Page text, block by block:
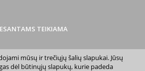
TEIKIAMA
mūsų ir trečiųjų šalių slapukai. Jūsų
dėl būtinųjų slapukų, kurie padeda